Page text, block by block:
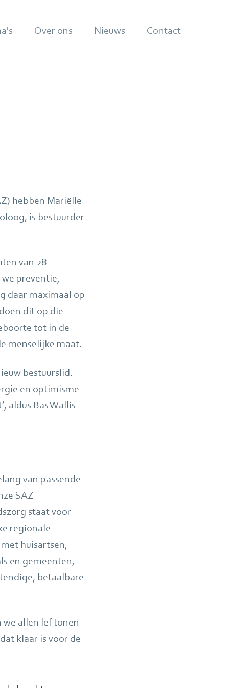
Over ons Nieuws Contact
hebben Mariëlle
is bestuurder
van 28
preventie,
daar maximaal op
dit op die
tot in de
menselijke maat.
bestuurslid.
en optimisme
aldus Bas Wallis
van passende
SAZ
staat voor
regionale
huisartsen,
en gemeenten,
betaalbare
we allen lef tonen
klaar is voor de